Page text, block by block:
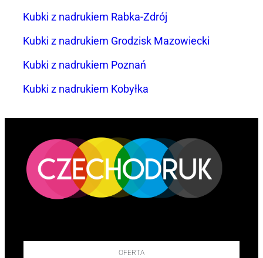
Kubki z nadrukiem Rabka-Zdrój
Kubki z nadrukiem Grodzisk Mazowiecki
Kubki z nadrukiem Poznań
Kubki z nadrukiem Kobyłka
OFERTA